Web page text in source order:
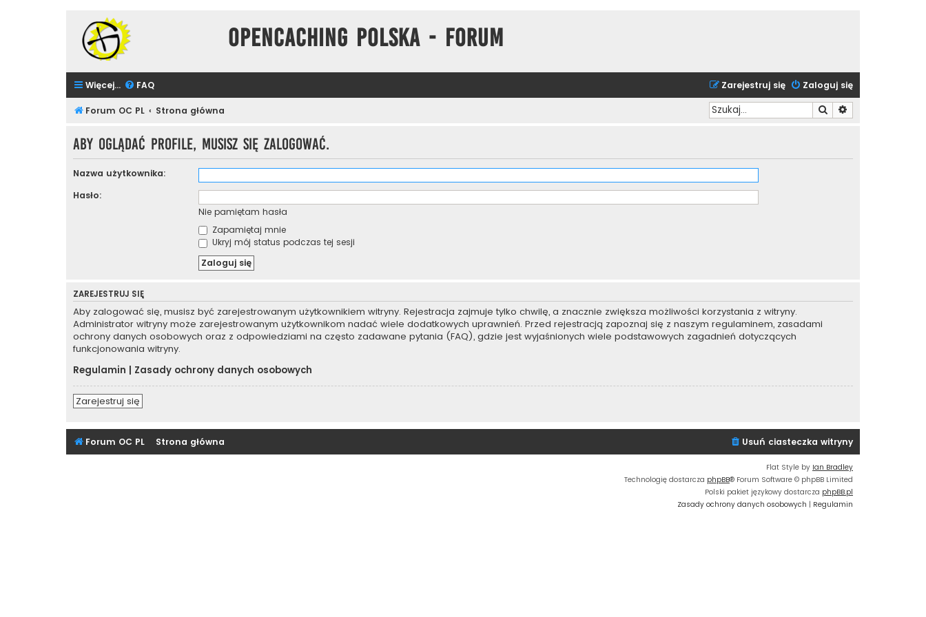
Opencaching Polska - Forum
Więcej… FAQ Zaloguj się
Zarejestruj się
Forum OC PL Strona główna Szukaj
Aby oglądać profile, musisz się zalogować.
Nazwa użytkownika:
Hasło:
Nie pamiętam hasła
Zapamiętaj mnie
Ukryj mój status podczas tej sesji
ZAREJESTRUJ SIĘ
Aby zalogować się, musisz być zarejestrowanym użytkownikiem witryny. Rejestracja zajmuje tylko chwilę, a znacznie zwiększa możliwości korzystania z witryny.
Administrator witryny może zarejestrowanym użytkownikom nadać wiele dodatkowych uprawnień. Przed rejestracją zapoznaj się z naszym regulaminem, zasadami
ochrony danych osobowych oraz z odpowiedziami na często zadawane pytania (FAQ), gdzie jest wyjaśnionych wiele podstawowych zagadnień dotyczących
funkcjonowania witryny.
Regulamin
Zasady ochrony danych osobowych
Zarejestruj się
Forum OC PL Strona główna Usuń ciasteczka witryny
Flat Style by Ian Bradley
Technologię dostarcza phpBB® Forum Software © phpBB Limited
Polski pakiet językowy dostarcza phpBB.pl
Zasady ochrony danych osobowych | Regulamin